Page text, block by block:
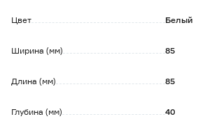
Цвет Белый
Ширина (мм) 85
Длина (мм) 85
Глубина (мм) 40